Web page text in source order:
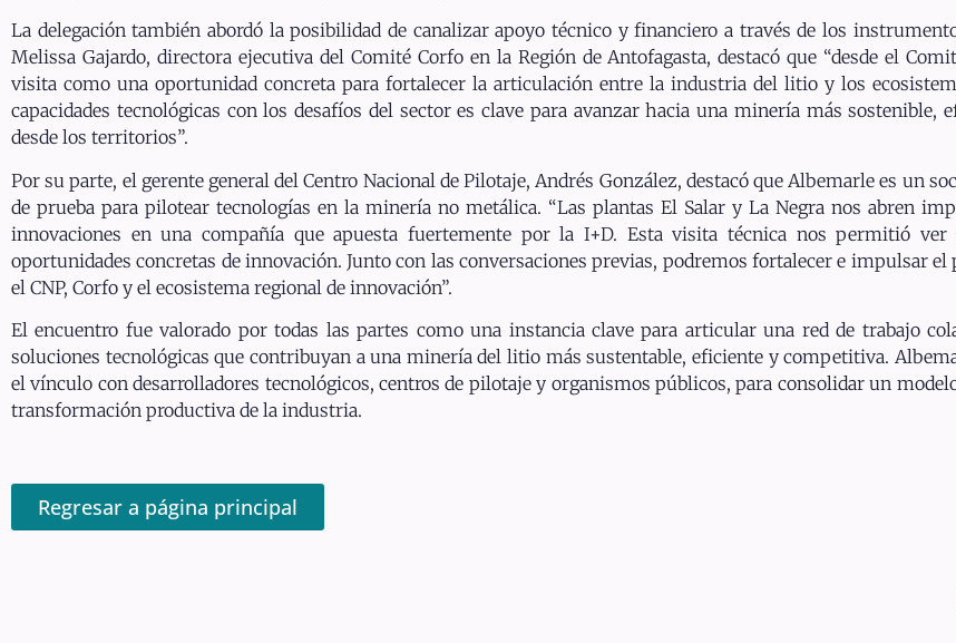
La delegación también abordó la posibilidad de canalizar apoyo técnico y financiero a través de los
Melissa Gajardo, directora ejecutiva del Comité Corfo en la Región de Antofagasta, destacó que “desde el
visita como una oportunidad concreta para fortalecer la articulación entre la industria del litio y los
capacidades tecnológicas con los desafíos del sector es clave para avanzar hacia una minería más sostenible,
desde los territorios”.
Por su parte, el gerente general del Centro Nacional de Pilotaje, Andrés González, destacó que Albemarle es un
de prueba para pilotear tecnologías en la minería no metálica. “Las plantas El Salar y La Negra nos abren
innovaciones en una compañía que apuesta fuertemente por la I+D. Esta visita técnica nos permitió ver
oportunidades concretas de innovación. Junto con las conversaciones previas, podremos fortalecer e impulsar
el CNP, Corfo y el ecosistema regional de innovación”.
El encuentro fue valorado por todas las partes como una instancia clave para articular una red de trabajo
soluciones tecnológicas que contribuyan a una minería del litio más sustentable, eficiente y competitiva.
el vínculo con desarrolladores tecnológicos, centros de pilotaje y organismos públicos, para consolidar un
transformación productiva de la industria.
Regresar a página principal